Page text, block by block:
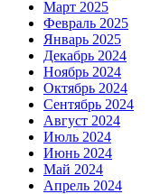
Март 2025
Февраль 2025
Январь 2025
Декабрь 2024
Ноябрь 2024
Октябрь 2024
Сентябрь 2024
Август 2024
Июль 2024
Июнь 2024
Май 2024
Апрель 2024